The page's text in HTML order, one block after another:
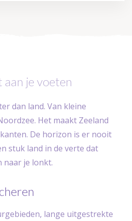
aan je voeten
dan land. Van kleine
Het maakt Zeeland
De horizon is er nooit
stuk land in de verte dat
naar je lonkt.
lange uitgestrekte